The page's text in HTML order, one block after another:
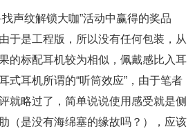
声纹解锁大咖”活动中赢得的奖品
是工程版，所以没有任何包装，从
的标配耳机较为相似，佩戴感比入耳
式耳机所谓的“听筒效应”，由于笔者
就略过了，简单说说使用感受就是侧
（是没有海绵塞的缘故吗？），应该